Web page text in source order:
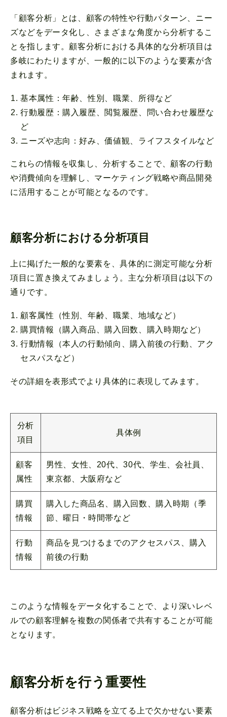
「顧客分析」とは、顧客の特性や行動パターン、ニー
ズなどをデータ化し、さまざまな角度から分析するこ
とを指します。顧客分析における具体的な分析項目は
多岐にわたりますが、一般的に以下のような要素が含
まれます。
基本属性：年齢、性別、職業、所得など
行動履歴：購入履歴、閲覧履歴、問い合わせ履歴な
ど
ニーズや志向：好み、価値観、ライフスタイルなど
これらの情報を収集し、分析することで、顧客の行動
や消費傾向を理解し、マーケティング戦略や商品開発
に活用することが可能となるのです。
顧客分析における分析項目
上に掲げた一般的な要素を、具体的に測定可能な分析
項目に置き換えてみましょう。主な分析項目は以下の
通りです。
顧客属性（性別、年齢、職業、地域など）
購買情報（購入商品、購入回数、購入時期など）
行動情報（本人の行動傾向、購入前後の行動、アク
セスパスなど）
その詳細を表形式でより具体的に表現してみます。
分析
項目
具体例
顧客
属性
男性、女性、20代、30代、学生、会社員、
東京都、大阪府など
購買
情報
購入した商品名、購入回数、購入時期（季
節、曜日・時間帯など
行動
情報
商品を見つけるまでのアクセスパス、購入
前後の行動
このような情報をデータ化することで、より深いレベ
ルでの顧客理解を複数の関係者で共有することが可能
となります。
顧客分析を行う重要性
顧客分析はビジネス戦略を立てる上で欠かせない要素